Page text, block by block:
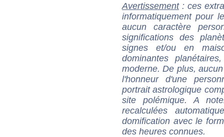
Avertissement: ces
informatiquement pour
aucun caractère
significations des
signes et/ou en
dominantes
moderne. De plus,
l'honneur d'une
portrait astrologique
site polémique. A
recalculées
domification avec le
des heures connues.